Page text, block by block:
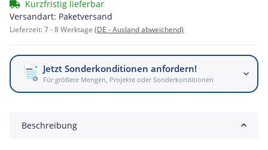
Kurzfristig lieferbar
Versandart: Paketversand
Lieferzeit:7 - 8 Werktage (DE - Ausland abweichend)
Jetzt Sonderkonditionen anfordern!
Für größere Mengen, Projekte oder Sonderkonditionen
Beschreibung